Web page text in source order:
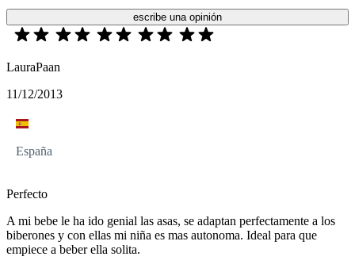
escribe una opinión
LauraPaan
11/12/2013
España
Perfecto
A mi bebe le ha ido genial las asas, se adaptan perfectamente a los
biberones y con ellas mi niña es mas autonoma. Ideal para que
empiece a beber ella solita.